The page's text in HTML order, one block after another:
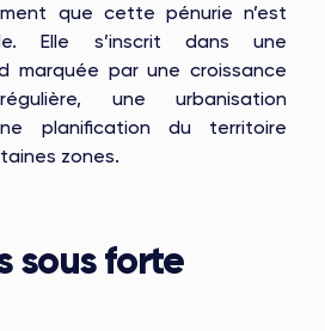
que cette pénurie n’est
Elle s’inscrit dans une
marquée par une croissance
une urbanisation
planification du territoire
zones.
sous forte